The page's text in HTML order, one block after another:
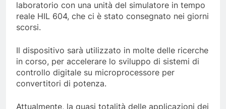
laboratorio con una unità del simulatore in tempo
reale HIL 604, che ci è stato consegnato nei giorni
scorsi.
Il dispositivo sarà utilizzato in molte delle ricerche
in corso, per accelerare lo sviluppo di sistemi di
controllo digitale su microprocessore per
convertitori di potenza.
Attualmente, la quasi totalità delle applicazioni dei